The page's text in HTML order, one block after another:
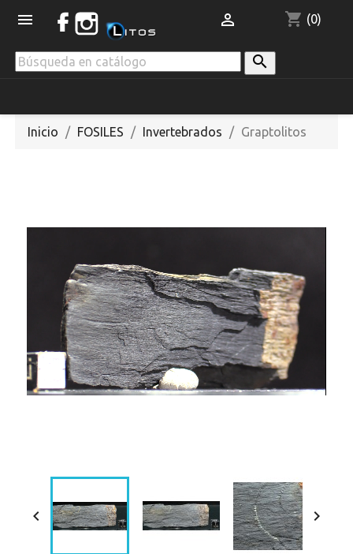
 shopping_cart (0)


Inicio FOSILES Invertebrados Graptolitos
 